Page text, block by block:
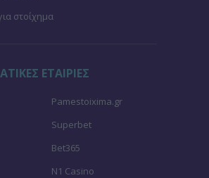
στοίχημα
ΕΤΑΙΡΙΕΣ
Pamestoixima.gr
Superbet
Bet365
N1 Casino